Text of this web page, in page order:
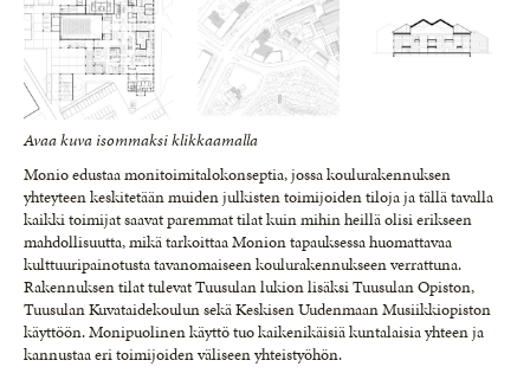
Avaa kuva isommaksi klikkaamalla
Monio edustaa monitoimitalokonseptia, jossa koulurakennuksen
yhteyteen keskitetään muiden julkisten toimijoiden tiloja ja tällä tavalla
kaikki toimijat saavat paremmat tilat kuin mihin heillä olisi erikseen
mahdollisuutta, mikä tarkoittaa Monion tapauksessa huomattavaa
kulttuuripainotusta tavanomaiseen koulurakennukseen verrattuna.
Rakennuksen tilat tulevat Tuusulan lukion lisäksi Tuusulan Opiston,
Tuusulan Kuvataidekoulun sekä Keskisen Uudenmaan Musiikkiopiston
käyttöön. Monipuolinen käyttö tuo kaikenikäisiä kuntalaisia yhteen ja
kannustaa eri toimijoiden väliseen yhteistyöhön.